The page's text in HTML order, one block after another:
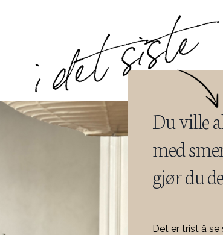
Du ville
med
gjør du
Det er trist å